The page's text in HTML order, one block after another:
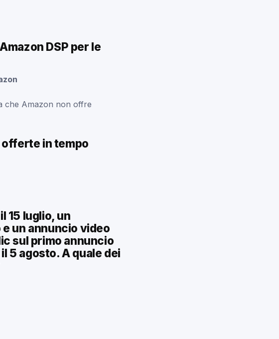
DSP per le
che Amazon non offre
in tempo
15 luglio, un
un annuncio video
sul primo annuncio
5 agosto. A quale dei